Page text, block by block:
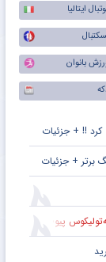
ایتالیا
بانوان
کرد !! + جزئیات
برتر + جزئیات
پیوست